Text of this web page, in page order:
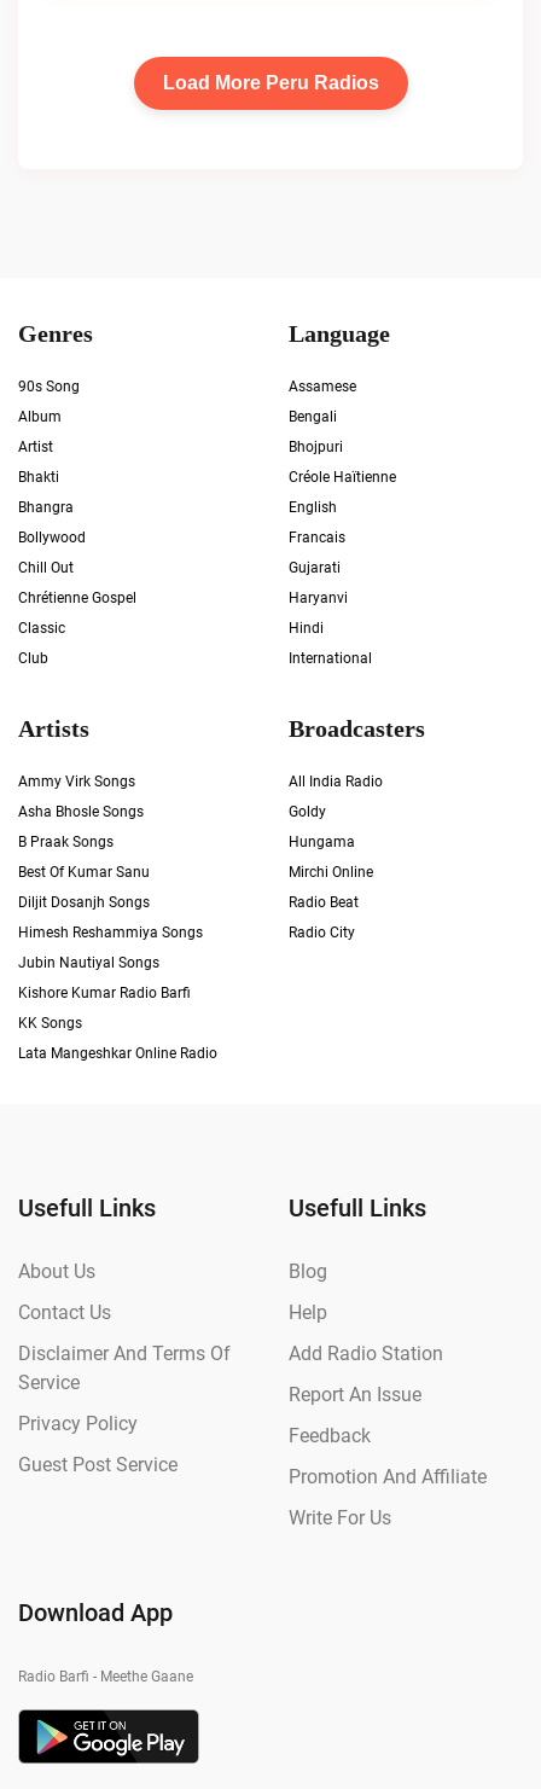
Load More Peru Radios
Genres
90s Song
Album
Artist
Bhakti
Bhangra
Bollywood
Chill Out
Chrétienne Gospel
Classic
Club
Language
Assamese
Bengali
Bhojpuri
Créole Haïtienne
English
Francais
Gujarati
Haryanvi
Hindi
International
Artists
Ammy Virk Songs
Asha Bhosle Songs
B Praak Songs
Best Of Kumar Sanu
Diljit Dosanjh Songs
Himesh Reshammiya Songs
Jubin Nautiyal Songs
Kishore Kumar Radio Barfi
KK Songs
Lata Mangeshkar Online Radio
Broadcasters
All India Radio
Goldy
Hungama
Mirchi Online
Radio Beat
Radio City
Usefull Links
About Us
Contact Us
Disclaimer And Terms Of
Service
Privacy Policy
Guest Post Service
Usefull Links
Blog
Help
Add Radio Station
Report An Issue
Feedback
Promotion And Affiliate
Write For Us
Download App
Radio Barfi - Meethe Gaane